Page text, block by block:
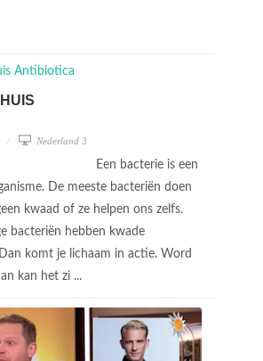
Nederland 3
Een bacterie is een
De meeste bacteriën doen
kwaad of ze helpen ons zelfs.
bacteriën hebben kwade
komt je lichaam in actie. Word
kan het zi ...